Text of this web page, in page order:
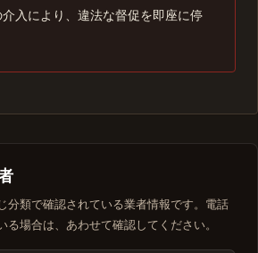
入により、違法な督促を即座に停
分類で確認されている業者情報です。電話
る場合は、あわせて確認してください。